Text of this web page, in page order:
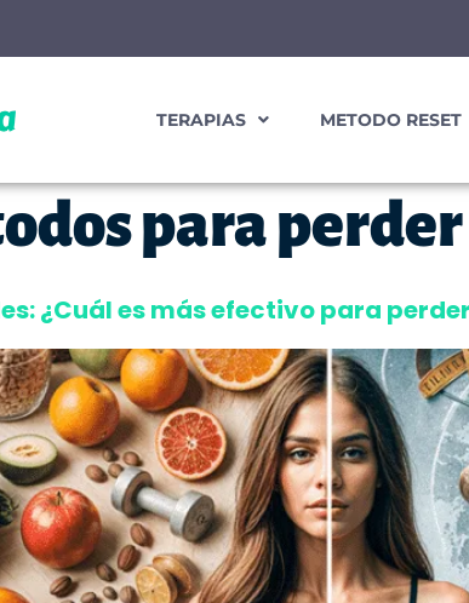
TERAPIAS METODO RESET
para perder
¿Cuál es más efectivo para